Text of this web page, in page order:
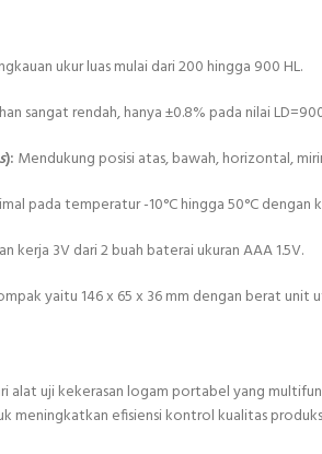
ukur luas mulai dari 200 hingga 900 HL.
sangat rendah, hanya ±0.8% pada nilai
): Mendukung posisi atas, bawah, horizontal,
pada temperatur -10°C hingga 50°C dengan
kerja 3V dari 2 buah baterai ukuran AAA 1.5V.
yaitu 146 x 65 x 36 mm dengan berat unit
alat uji kekerasan logam portabel yang
meningkatkan efisiensi kontrol kualitas